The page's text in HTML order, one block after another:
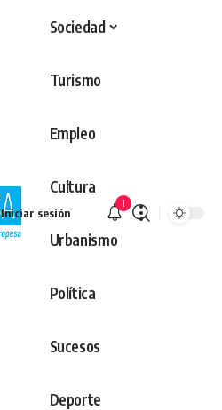
Sociedad
Turismo
Empleo
Cultura
Urbanismo
Política
Sucesos
Deporte
Iniciar sesión
1